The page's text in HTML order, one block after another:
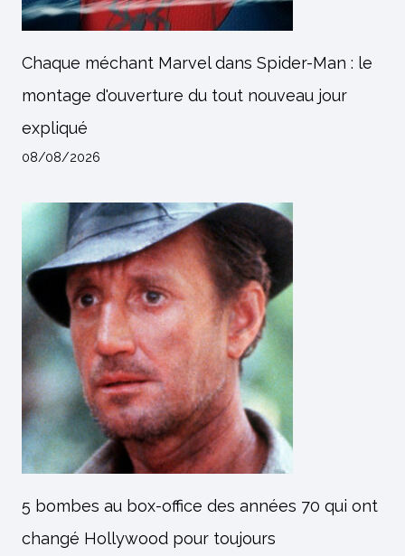
Chaque méchant Marvel dans Spider-Man : le
montage d'ouverture du tout nouveau jour
expliqué
08/08/2026
5 bombes au box-office des années 70 qui ont
changé Hollywood pour toujours